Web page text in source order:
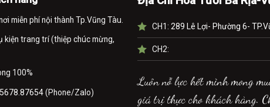
miễn phí nội thành Tp.Vũng Tàu.
kiện trang trí (thiệp chúc mừng,
100%
(Phone/Zalo)
CH1: 289 Lê Lợi- Phường 6-
CH2:
Luôn nỗ lực hết mình mong
giá trị thực cho khách hàng.